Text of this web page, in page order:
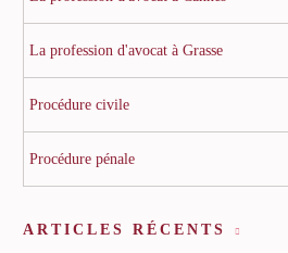
La profession d'avocat à Grasse
Procédure civile
Procédure pénale
ARTICLES RÉCENTS